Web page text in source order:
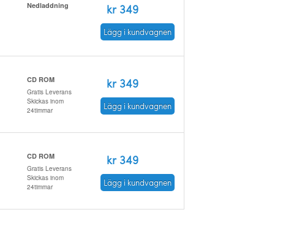
Nedladdning kr 349
Lägg i kundvagnen
CD ROM
Gratis Leverans
Skickas inom
24timmar
kr 349
Lägg i kundvagnen
CD ROM
Gratis Leverans
Skickas inom
24timmar
kr 349
Lägg i kundvagnen